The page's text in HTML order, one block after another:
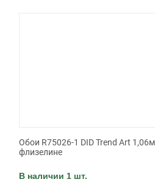
Обои R75026-1 DID Trend Art
флизелине
В наличии 1 шт.